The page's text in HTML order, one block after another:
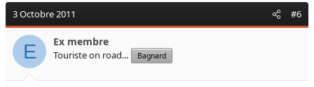
3 Octobre 2011 #6
E Ex membre
Touriste on road... Bagnard